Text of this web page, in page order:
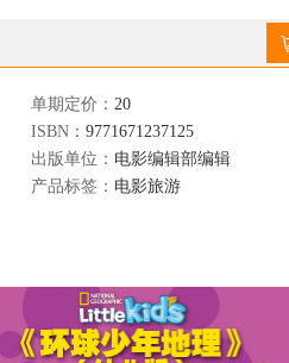
单期定价： 20
ISBN： 9771671237125
出版单位： 电影编辑部编辑
产品标签： 电影旅游